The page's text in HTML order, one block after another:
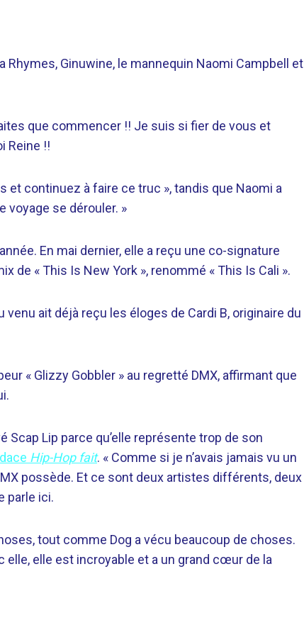
Ginuwine, le mannequin Naomi Campbell et
que commencer !! Je suis si fier de vous et
Reine !!
et continuez à faire ce truc », tandis que Naomi a
voyage se dérouler. »
En mai dernier, elle a reçu une co-signature
de « This Is New York », renommé « This Is Cali ».
ait déjà reçu les éloges de Cardi B, originaire du
« Glizzy Gobbler » au regretté DMX, affirmant que
Scap Lip parce qu’elle représente trop de son
Hip-Hop fait. « Comme si je n’avais jamais vu un
possède. Et ce sont deux artistes différents, deux
parle ici.
tout comme Dog a vécu beaucoup de choses.
elle est incroyable et a un grand cœur de la